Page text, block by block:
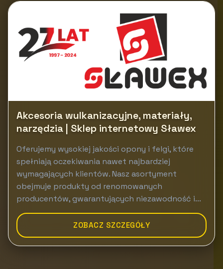
Akcesoria wulkanizacyjne, materiały,
narzędzia | Sklep internetowy Sławex
Oferujemy wysokiej jakości opony i felgi, które
spełniają oczekiwania nawet najbardziej
wymagających klientów. Nasz asortyment
obejmuje produkty od renomowanych
producentów, gwarantujących niezawodność i...
ZOBACZ SZCZEGÓŁY